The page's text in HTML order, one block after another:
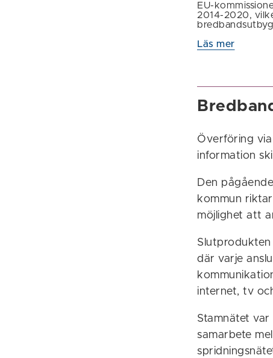
EU-
2014-2020,
Läs mer
Överföring
information
Den
kommun
möjlighet att
där varje
internet, tv
Stamnätet
samarbete